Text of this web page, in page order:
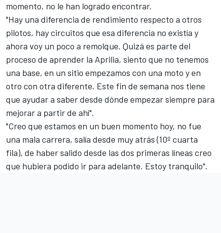
momento, no le han logrado encontrar.
"Hay una diferencia de rendimiento respecto a otros
pilotos, hay circuitos que esa diferencia no existía y
ahora voy un poco a remolque. Quizá es parte del
proceso de aprender la Aprilia, siento que no tenemos
una base, en un sitio empezamos con una moto y en
otro con otra diferente. Este fin de semana nos tiene
que ayudar a saber desde dónde empezar siempre para
mejorar a partir de ahí".
"Creo que estamos en un buen momento hoy, no fue
una mala carrera, salía desde muy atrás (10º cuarta
fila), de haber salido desde las dos primeras líneas creo
que hubiera podido ir para adelante. Estoy tranquilo".